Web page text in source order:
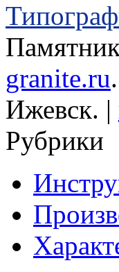
granite.ru
Ижевск. |
Рубрики